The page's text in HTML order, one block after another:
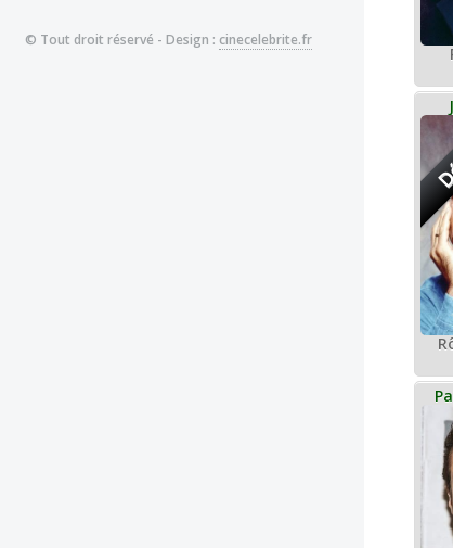
© Tout droit réservé - Design : cinecelebrite.fr